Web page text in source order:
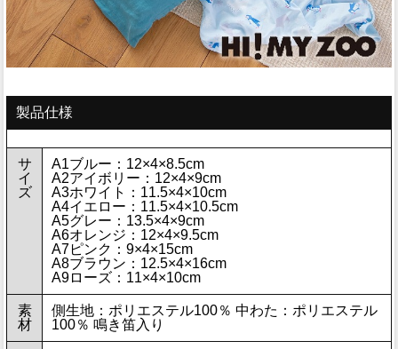
製品仕様
サ
イ
ズ
A1ブルー：12×4×8.5cm
A2アイボリー：12×4×9cm
A3ホワイト：11.5×4×10cm
A4イエロー：11.5×4×10.5cm
A5グレー：13.5×4×9cm
A6オレンジ：12×4×9.5cm
A7ピンク：9×4×15cm
A8ブラウン：12.5×4×16cm
A9ローズ：11×4×10cm
素
材
側生地：ポリエステル100％ 中わた：ポリエステル
100％ 鳴き笛入り